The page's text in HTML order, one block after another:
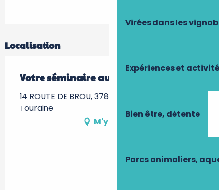
Virées dans les
Expériences et
Bien être, détente
Parcs animaliers,
Localisation
Votre séminaire au Domaine de Brou
14 ROUTE DE BROU, 37800 Noyant-de-
Touraine
M'y rendre